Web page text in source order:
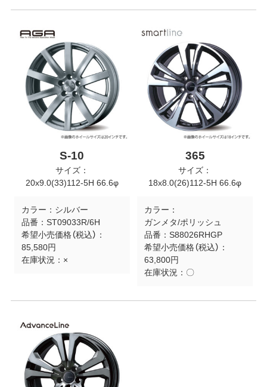
S-10
サイズ：
20x9.0(33)112-5H 66.6φ
カラー： シルバー
品番： ST09033R/6H
希望小売価格（税込）：
85,580円
在庫状況： ×
365
サイズ：
18x8.0(26)112-5H 66.6φ
カラー：
ガンメタ/ポリッシュ
品番： S88026RHGP
希望小売価格（税込）：
63,800円
在庫状況： 〇